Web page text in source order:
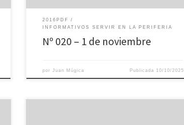
2016PDF
INFORMATIVOS SERVIR EN LA PERIFERIA
Nº 020 – 1 de noviembre
porJuan Múgica Publicada 10/10/2025